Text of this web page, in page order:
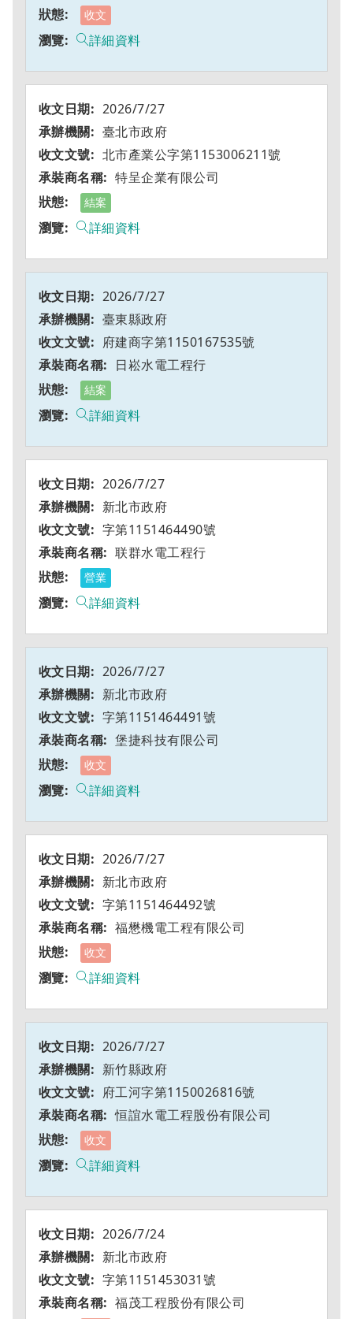
收文
詳細資料
2026/7/27
臺北市政府
北市產業公字第1153006211號
特呈企業有限公司
結案
詳細資料
2026/7/27
臺東縣政府
府建商字第1150167535號
日崧水電工程行
結案
詳細資料
2026/7/27
新北市政府
字第1151464490號
联群水電工程行
營業
詳細資料
2026/7/27
新北市政府
字第1151464491號
堡捷科技有限公司
收文
詳細資料
2026/7/27
新北市政府
字第1151464492號
福懋機電工程有限公司
收文
詳細資料
2026/7/27
新竹縣政府
府工河字第1150026816號
恒誼水電工程股份有限公司
收文
詳細資料
2026/7/24
新北市政府
字第1151453031號
福茂工程股份有限公司